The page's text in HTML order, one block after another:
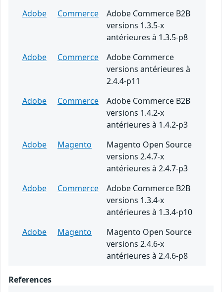
Adobe
Commerce
Adobe Commerce B2B
versions 1.3.5-x
antérieures à 1.3.5-p8
Adobe
Commerce
Adobe Commerce
versions antérieures à
2.4.4-p11
Adobe
Commerce
Adobe Commerce B2B
versions 1.4.2-x
antérieures à 1.4.2-p3
Adobe
Magento
Magento Open Source
versions 2.4.7-x
antérieures à 2.4.7-p3
Adobe
Commerce
Adobe Commerce B2B
versions 1.3.4-x
antérieures à 1.3.4-p10
Adobe
Magento
Magento Open Source
versions 2.4.6-x
antérieures à 2.4.6-p8
References